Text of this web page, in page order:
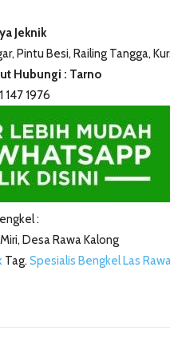
Jeknik
Pintu Besi, Railing Tangga,
Hubungi : Tarno
147 1976
:
Desa Rawa Kalong
Tag. Spesialis Bengkel Las